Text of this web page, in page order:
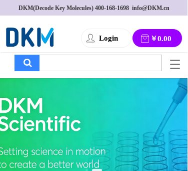
DKM(Decode Key Molecules) 400-168-1698
  info@DKM.cn
Login ￥0.00
T
g
g
l
a
v
i
g